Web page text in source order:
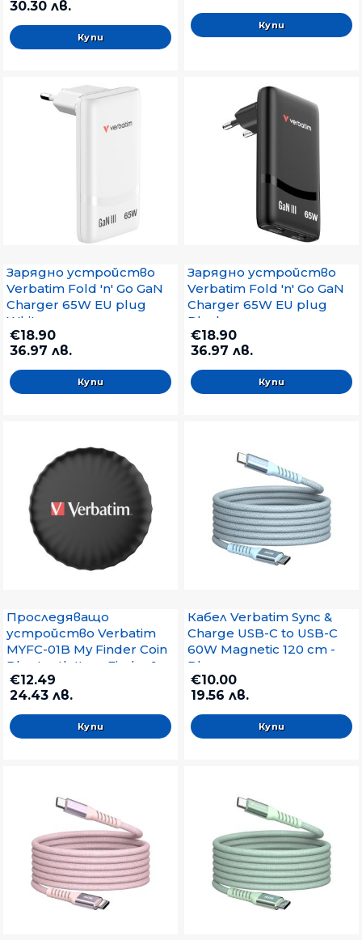
30.30 лв.
Зарядно устройство
Verbatim Fold 'n' Go GaN
Charger 65W EU plug
White
€18.90
36.97 лв.
Зарядно устройство
Verbatim Fold 'n' Go GaN
Charger 65W EU plug
Black
€18.90
36.97 лв.
Проследяващо
устройство Verbatim
MYFC-01B My Finder Coin
Bluetooth Item Finder 1
pack Black
€12.49
24.43 лв.
Кабел Verbatim Sync &
Charge USB-C to USB-C
60W Magnetic 120 cm -
Blue
€10.00
19.56 лв.